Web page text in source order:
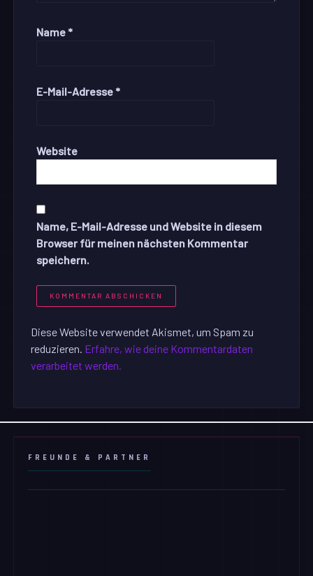
Name *
E-Mail-Adresse *
Website
Name, E-Mail-Adresse und Website in diesem
Browser für meinen nächsten Kommentar
speichern.
Diese Website verwendet Akismet, um Spam zu
reduzieren. Erfahre, wie deine Kommentardaten
verarbeitet werden.
FREUNDE & PARTNER